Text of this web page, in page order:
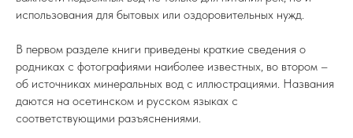
использования для бытовых или оздоровительных нужд.
В первом разделе книги приведены краткие сведения о
родниках с фотографиями наиболее известных, во втором –
об источниках минеральных вод с иллюстрациями. Названия
даются на осетинском и русском языках с
соответствующими разъяснениями.